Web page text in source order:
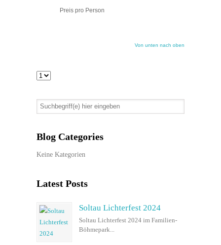
Preis pro Person
Von unten nach oben
Blog Categories
Keine Kategorien
Latest Posts
Soltau Lichterfest 2024
Soltau Lichterfest 2024 im Familien-
Böhmepark...